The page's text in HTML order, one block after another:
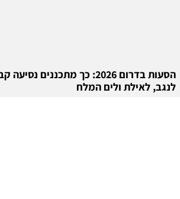
הסעות בדרום 2026: כך מתכננים
לנגב, לאילת ולים המלח